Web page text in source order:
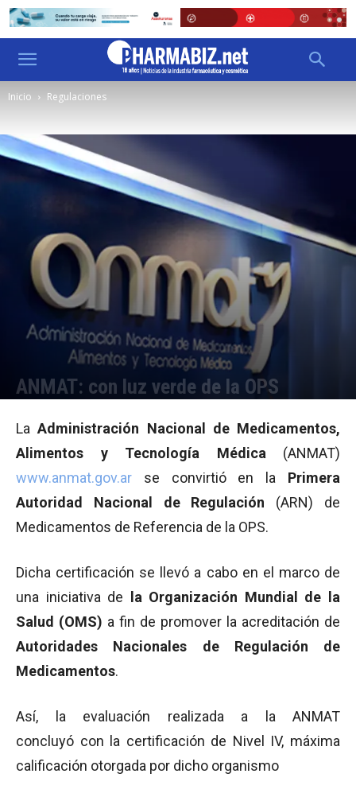
Inicio Regulaciones
ANMAT: con luz verde de la OPS
LaAdministración Nacional de Medicamentos,
Alimentos y Tecnología Médica (ANMAT)
www.anmat.gov.ar se convirtió en la Primera
Autoridad Nacional de Regulación (ARN) de
Medicamentos de Referencia de la OPS.
Dicha certificación se llevó a cabo en el marco de
una iniciativa de
la Organización Mundial de la
Salud (OMS) a fin de promover la acreditación de
Autoridades Nacionales de Regulación de
Medicamentos.
Así, la evaluación realizada a la ANMAT
concluyó con la certificación de Nivel IV, máxima
calificación otorgada por dicho organismo